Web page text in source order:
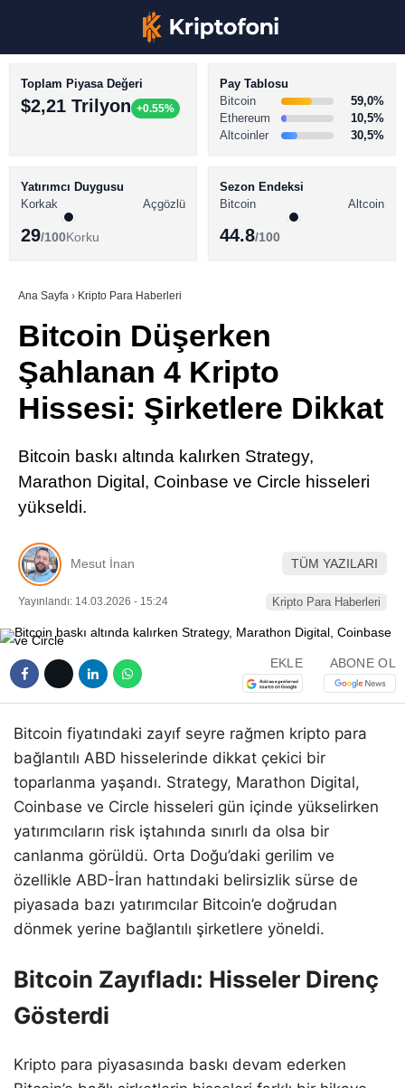
TikTok
LinkedIn
BİTCOİN HABERLERİ
ALTCOİN HABERLERİ
SÖZLÜK
Toplam Piyasa Değeri
$2,21 Trilyon +0.55%
Pay Tablosu
Bitcoin
59,0%
Ethereum
10,5%
Altcoinler
30,5%
Yatırımcı Duygusu
Korkak
Açgözlü
29/100Korku
Sezon Endeksi
Bitcoin
Altcoin
44.8/100
Ana Sayfa › Kripto Para Haberleri
Bitcoin Düşerken
Şahlanan 4 Kripto
Hissesi: Şirketlere Dikkat
Bitcoin baskı altında kalırken Strategy,
Marathon Digital, Coinbase ve Circle hisseleri
yükseldi.
Mesut İnan TÜM YAZILARI
Yayınlandı: 14.03.2026 - 15:24 Kripto Para Haberleri
EKLE ABONE OL
Bitcoin fiyatındaki zayıf seyre rağmen kripto para
bağlantılı ABD hisselerinde dikkat çekici bir
toparlanma yaşandı. Strategy, Marathon Digital,
Coinbase ve Circle hisseleri gün içinde yükselirken
yatırımcıların risk iştahında sınırlı da olsa bir
canlanma görüldü. Orta Doğu’daki gerilim ve
özellikle ABD-İran hattındaki belirsizlik sürse de
piyasada bazı yatırımcılar Bitcoin’e doğrudan
dönmek yerine bağlantılı şirketlere yöneldi.
Bitcoin Zayıfladı: Hisseler Direnç
Gösterdi
Kripto para piyasasında baskı devam ederken